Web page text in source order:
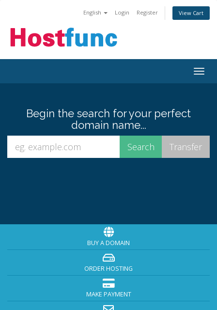
English Login Register View Cart
Begin the search for your perfect
domain name...
BUY A DOMAIN
ORDER HOSTING
MAKE PAYMENT